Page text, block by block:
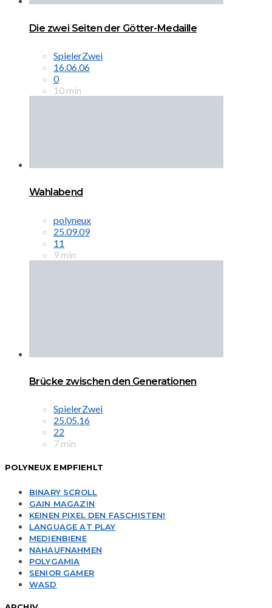
Die zwei Seiten der Götter-Medaille
SpielerZwei
16.06.06
0
10 min
Wahlabend
polyneux
25.09.09
11
9 min
Brücke zwischen den Generationen
SpielerZwei
25.05.16
22
7 min
POLYNEUX EMPFIEHLT
BINARY SCROLL
GAIN MAGAZIN
KEINEN PIXEL DEN FASCHISTEN!
LANGUAGE AT PLAY
MEDIENBIENE
NAHAUFNAHMEN
POLYGAMIA
SENIOR GAMER
WASD